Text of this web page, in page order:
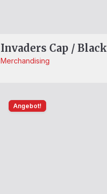
Invaders Cap / Black
Merchandising
Angebot!